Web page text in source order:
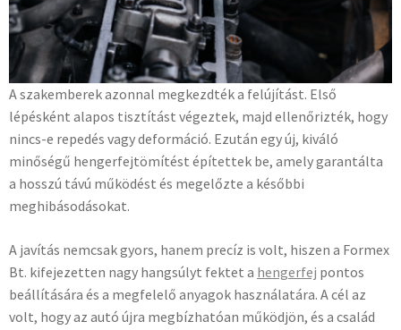
A szakemberek azonnal megkezdték a felújítást. Első
lépésként alapos tisztítást végeztek, majd ellenőrizték, hogy
nincs-e repedés vagy deformáció. Ezután egy új, kiváló
minőségű hengerfejtömítést építettek be, amely garantálta
a hosszú távú működést és megelőzte a későbbi
meghibásodásokat.
A javítás nemcsak gyors, hanem precíz is volt, hiszen a Formex
Bt. kifejezetten nagy hangsúlyt fektet a hengerfej pontos
beállítására és a megfelelő anyagok használatára. A cél az
volt, hogy az autó újra megbízhatóan működjön, és a család